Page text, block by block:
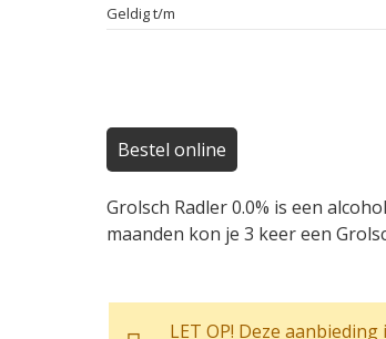
Geldig t/m
Bestel online
Grolsch Radler 0.0% is een
maanden kon je 3 keer een
LET OP! Deze